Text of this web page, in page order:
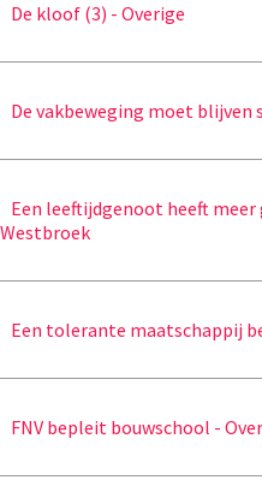
De kloof (3) - Overige
De vakbeweging moet blijven
Een leeftijdgenoot heeft meer
Westbroek
Een tolerante maatschappij
FNV bepleit bouwschool -